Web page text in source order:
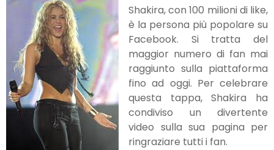
Shakira, con 100 milioni di like,
è la persona più popolare su
Facebook. Si tratta del
maggior numero di fan mai
raggiunto sulla piattaforma
fino ad oggi. Per celebrare
questa tappa, Shakira ha
condiviso un divertente
video sulla sua pagina per
ringraziare tutti i fan.